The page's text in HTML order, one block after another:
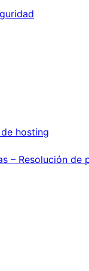
hosting
– Resolución de